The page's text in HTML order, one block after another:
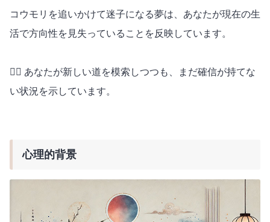
コウモリを追いかけて迷子になる夢は、あなたが現在の生
活で方向性を見失っていることを反映しています。
🚶‍♂️ あなたが新しい道を模索しつつも、まだ確信が持てな
い状況を示しています。
心理的背景